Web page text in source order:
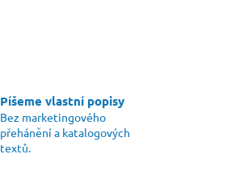
Píšeme vlastní popisy
Bez marketingového
přehánění a katalogových
textů.